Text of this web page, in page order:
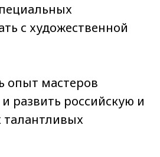
с художественной
мастеров
развить российскую и